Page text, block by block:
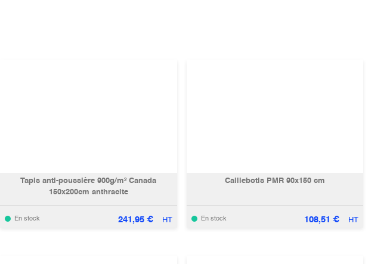
Tapis anti-poussière 900g/m² Canada
150x200cm anthracite
En stock 241,95€ HT
Caillebotis PMR 90x150 cm
En stock 108,51 € HT